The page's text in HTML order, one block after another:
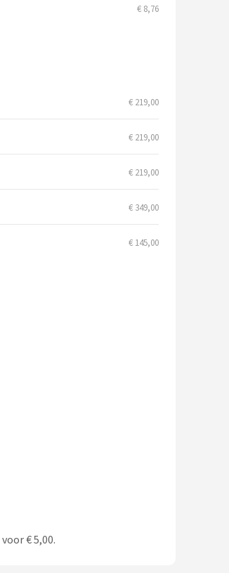
€ 8,76
€ 219,00
€ 219,00
€ 219,00
€ 349,00
€ 145,00
voor € 5,00.